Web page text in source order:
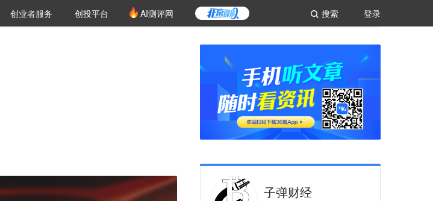
登录
搜索
创投氪堂
创业者服务 创投平台 AI测评网
子弹财经